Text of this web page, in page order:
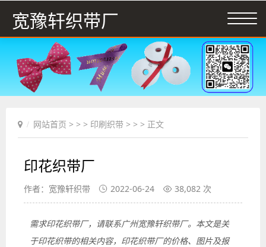
宽豫轩织带厂
网站首页 > > > 印刷织带 > > > 正文
印花织带厂
作者：宽豫轩织带 2022-06-24 38,082 次
需求印花织带厂，请联系广州宽豫轩织带厂。本文是关
于印花织带的相关内容，印花织带厂的价格、图片及报